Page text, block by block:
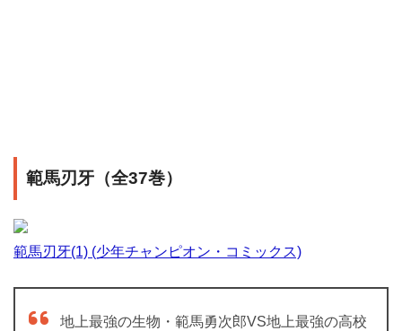
範馬刃牙（全37巻）
範馬刃牙(1) (少年チャンピオン・コミックス)
地上最強の生物・範馬勇次郎VS地上最強の高校